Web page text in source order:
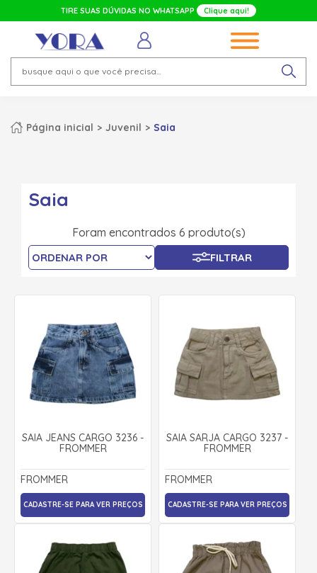
TIRE SUAS DÚVIDAS NO WHATSAPP Clique aqui!
Página inicial Juvenil Saia
Saia
Foram encontrados 6 produto(s)
FILTRAR
SAIA JEANS CARGO 3236 -
FROMMER
FROMMER
CADASTRE-SE PARA VER PREÇOS
SAIA SARJA CARGO 3237 -
FROMMER
FROMMER
CADASTRE-SE PARA VER PREÇOS